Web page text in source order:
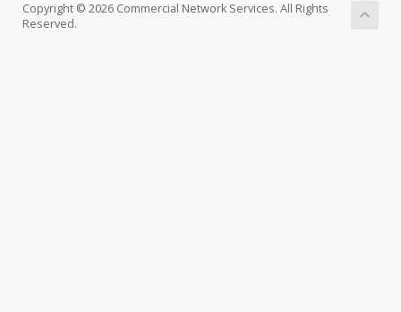
Copyright © 2026 Commercial Network Services. All Rights
Reserved.